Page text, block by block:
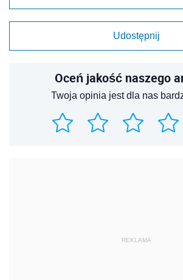
Udostępnij
Oceń jakość naszego
Twoja opinia jest dla nas
REKLAMA